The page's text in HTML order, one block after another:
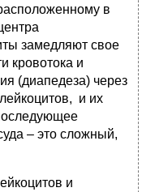
в
замедляют свое
кровотока и
(диапедеза) через
и их
– это сложный,
и